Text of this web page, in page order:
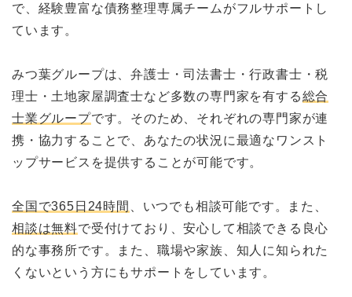
で、経験豊富な債務整理専属チームがフルサポートし
ています。
みつ葉グループは、弁護士・司法書士・行政書士・税
理士・土地家屋調査士など多数の専門家を有する総合
士業グループです。そのため、それぞれの専門家が連
携・協力することで、あなたの状況に最適なワンスト
ップサービスを提供することが可能です。
全国で365日24時間
、いつでも相談可能です。また、
相談は無料で受付けており、安心して相談できる良心
的な事務所です。また、職場や家族、知人に知られた
くないという方にもサポートをしています。